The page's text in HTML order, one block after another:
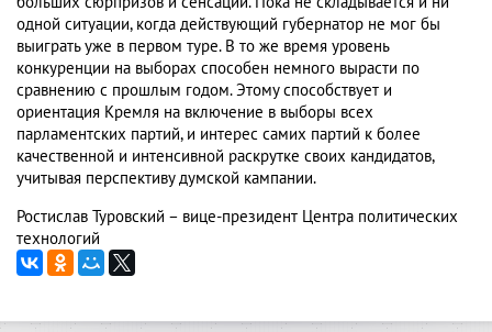
одной ситуации, когда действующий губернатор не мог бы
выиграть уже в первом туре. В то же время уровень
конкуренции на выборах способен немного вырасти по
сравнению с прошлым годом. Этому способствует и
ориентация Кремля на включение в выборы всех
парламентских партий, и интерес самих партий к более
качественной и интенсивной раскрутке своих кандидатов,
учитывая перспективу думской кампании.
Ростислав Туровский – вице-президент Центра политических
технологий